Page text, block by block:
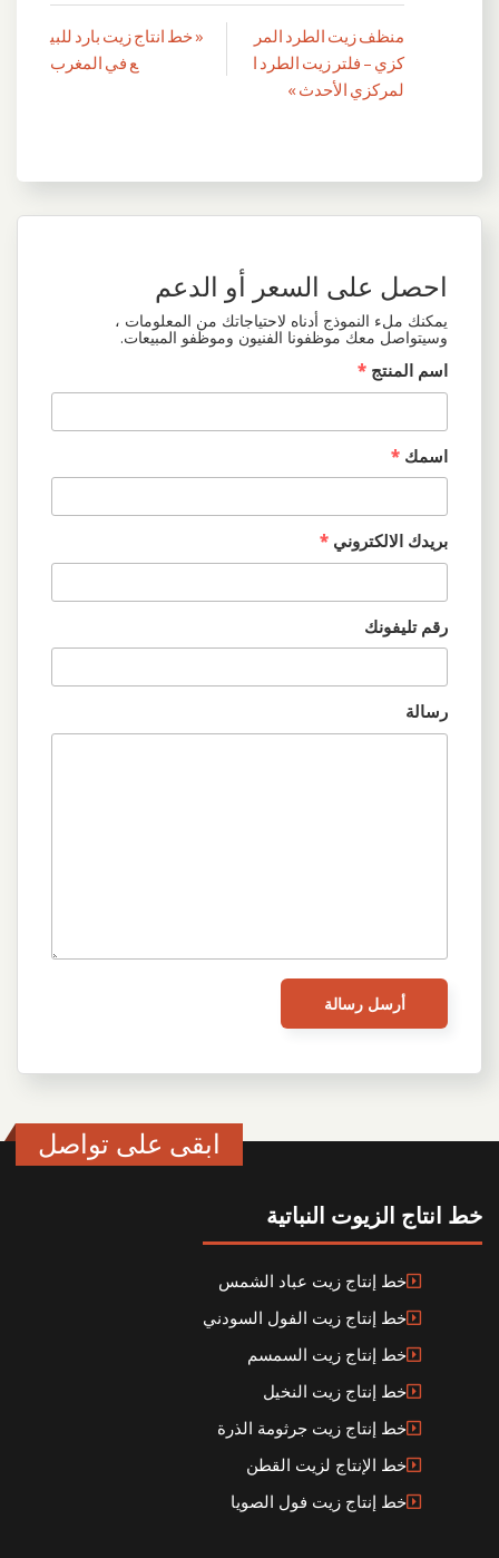
تصفّح
المقالات
« خط انتاج زيت بارد للبي
ع في المغرب
منظف ​​زيت الطرد المر
كزي – فلتر زيت الطرد ا
لمركزي الأحدث »
احصل على السعر أو الدعم
يمكنك ملء النموذج أدناه لاحتياجاتك من المعلومات ،
وسيتواصل معك موظفونا الفنيون وموظفو المبيعات.
اسم المنتج *
اسمك *
بريدك الالكتروني *
رقم تليفونك
رسالة
ابقى على تواصل
خط انتاج الزيوت النباتية
خط إنتاج زيت عباد الشمس
خط إنتاج زيت الفول السودني
خط إنتاج زيت السمسم
خط إنتاج زيت النخيل
خط إنتاج زيت جرثومة الذرة
خط الإنتاج لزيت القطن
خط إنتاج زيت فول الصويا